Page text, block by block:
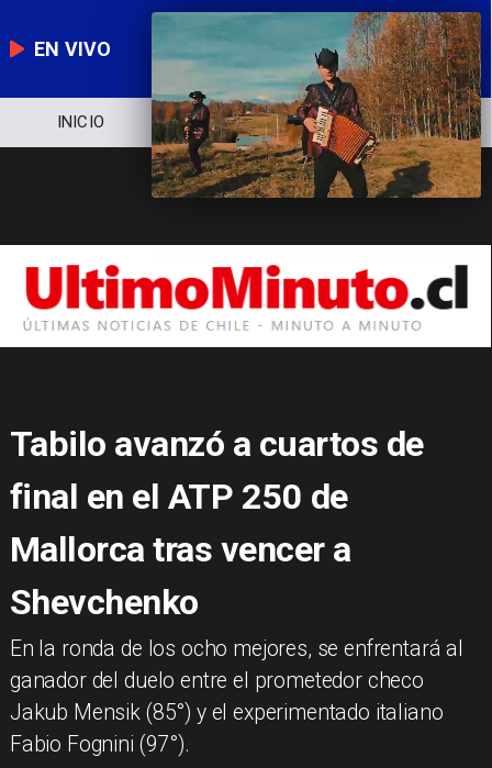
EN VIVO
NOTICIERO POLÍTICA ECONOMÍA
Tabilo avanzó a cuartos de
final en el ATP 250 de
Mallorca tras vencer a
Shevchenko
​En la ronda de los ocho mejores, se enfrentará al
ganador del duelo entre el prometedor checo
Jakub Mensik (85°) y el experimentado italiano
Fabio Fognini (97°).